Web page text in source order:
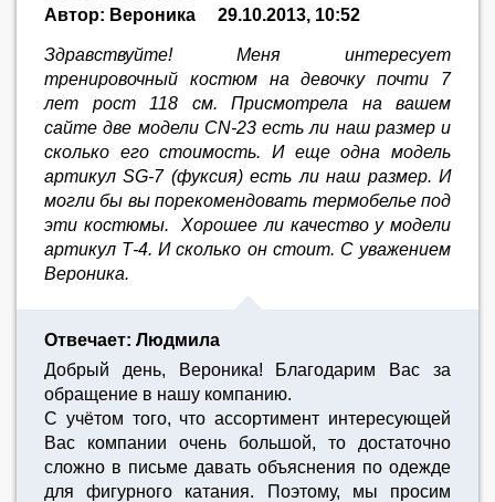
Автор: Вероника
29.10.2013, 10:52
Здравствуйте! Меня интересует
тренировочный костюм на девочку почти 7
лет рост 118 см. Присмотрела на вашем
сайте две модели CN-23 есть ли наш размер и
сколько его стоимость. И еще одна модель
артикул SG-7 (фуксия) есть ли наш размер. И
могли бы вы порекомендовать термобелье под
эти костюмы. Хорошее ли качество у модели
артикул Т-4. И сколько он стоит. С уважением
Вероника.
Отвечает: Людмила
Добрый день, Вероника! Благодарим Вас за
обращение в нашу компанию.
С учётом того, что ассортимент интересующей
Вас компании очень большой, то достаточно
сложно в письме давать объяснения по одежде
для фигурного катания. Поэтому, мы просим